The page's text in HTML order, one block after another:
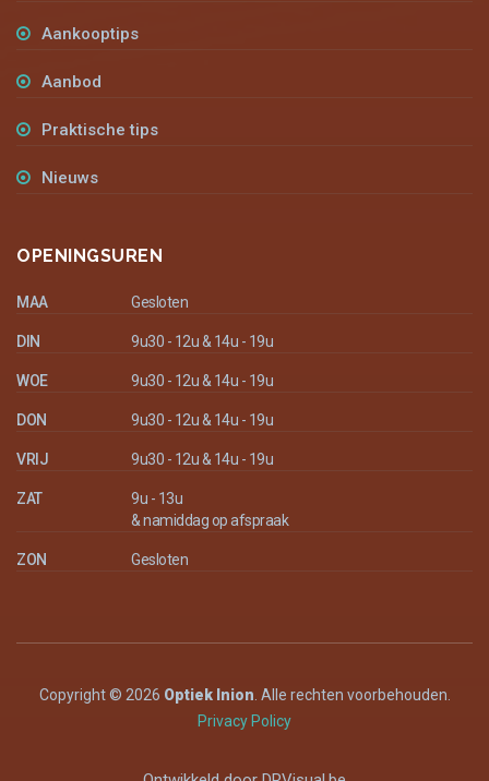
Aankooptips
Aanbod
Praktische tips
Nieuws
OPENINGSUREN
MAA Gesloten
DIN 9u30 - 12u & 14u - 19u
WOE 9u30 - 12u & 14u - 19u
DON 9u30 - 12u & 14u - 19u
VRIJ 9u30 - 12u & 14u - 19u
ZAT
9u - 13u
& namiddag op afspraak
ZON Gesloten
Copyright © 2026 Optiek Inion . Alle rechten voorbehouden.
Privacy Policy